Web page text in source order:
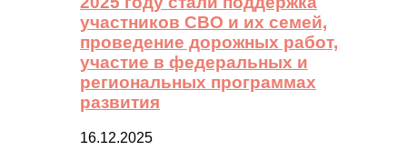
участников СВО и их семей,
проведение дорожных работ,
участие в федеральных и
региональных программах
развития
16.12.2025